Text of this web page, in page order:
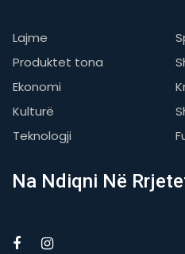
Lajme
Produktet tona
Ekonomi
Kulturë
Teknologji
Na Ndiqni Në